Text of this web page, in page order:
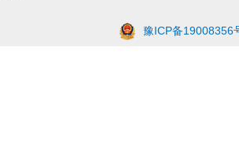
豫ICP备19008356